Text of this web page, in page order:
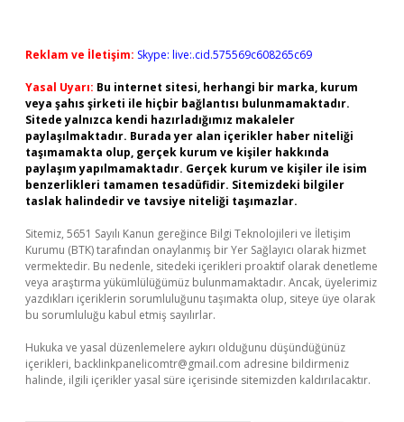
Reklam ve İletişim: Skype: live:.cid.575569c608265c69
Yasal Uyarı: Bu internet sitesi, herhangi bir marka, kurum
veya şahıs şirketi ile hiçbir bağlantısı bulunmamaktadır.
Sitede yalnızca kendi hazırladığımız makaleler
paylaşılmaktadır. Burada yer alan içerikler haber niteliği
taşımamakta olup, gerçek kurum ve kişiler hakkında
paylaşım yapılmamaktadır. Gerçek kurum ve kişiler ile isim
benzerlikleri tamamen tesadüfidir. Sitemizdeki bilgiler
taslak halindedir ve tavsiye niteliği taşımazlar.
Sitemiz, 5651 Sayılı Kanun gereğince Bilgi Teknolojileri ve İletişim
Kurumu (BTK) tarafından onaylanmış bir Yer Sağlayıcı olarak hizmet
vermektedir. Bu nedenle, sitedeki içerikleri proaktif olarak denetleme
veya araştırma yükümlülüğümüz bulunmamaktadır. Ancak, üyelerimiz
yazdıkları içeriklerin sorumluluğunu taşımakta olup, siteye üye olarak
bu sorumluluğu kabul etmiş sayılırlar.
Hukuka ve yasal düzenlemelere aykırı olduğunu düşündüğünüz
içerikleri, backlinkpanelicomtr@gmail.com adresine bildirmeniz
halinde, ilgili içerikler yasal süre içerisinde sitemizden kaldırılacaktır.